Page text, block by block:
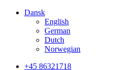
VidereDansk
English
German
Dutch
Norwegian
+45 86321718